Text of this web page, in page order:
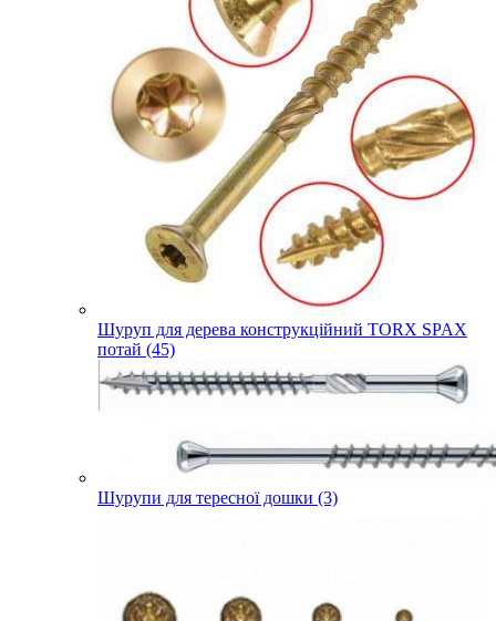
Шуруп для дерева конструкційний TORX SPAX
потай (45)
Шурупи для тересної дошки (3)